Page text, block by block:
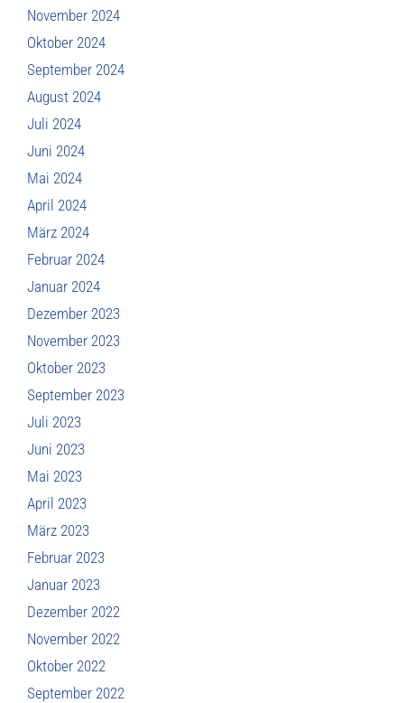
November 2024
Oktober 2024
September 2024
August 2024
Juli 2024
Juni 2024
Mai 2024
April 2024
März 2024
Februar 2024
Januar 2024
Dezember 2023
November 2023
Oktober 2023
September 2023
Juli 2023
Juni 2023
Mai 2023
April 2023
März 2023
Februar 2023
Januar 2023
Dezember 2022
November 2022
Oktober 2022
September 2022